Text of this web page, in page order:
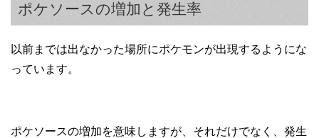
ポケソースの増加と発生率
以前までは出なかった場所にポケモンが出現するようにな
っています。
ポケソースの増加を意味しますが、それだけでなく、発生